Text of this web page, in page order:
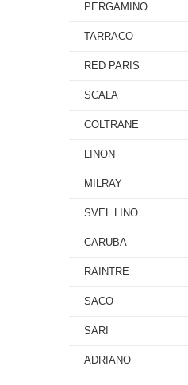
PERGAMINO
TARRACO
RED PARIS
SCALA
COLTRANE
LINON
MILRAY
SVEL LINO
CARUBA
RAINTRE
SACO
SARI
ADRIANO